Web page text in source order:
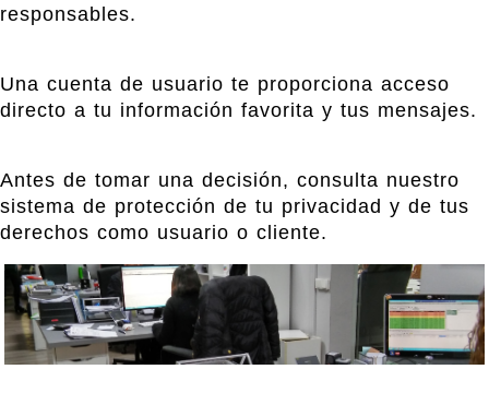
responsables.
Una cuenta de usuario te proporciona acceso
directo a tu información favorita y tus mensajes.
Antes de tomar una decisión, consulta nuestro
sistema de protección de tu privacidad y de tus
derechos como usuario o cliente.